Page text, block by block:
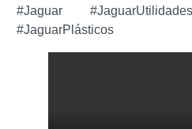
#Jaguar
#JaguarPlásticos